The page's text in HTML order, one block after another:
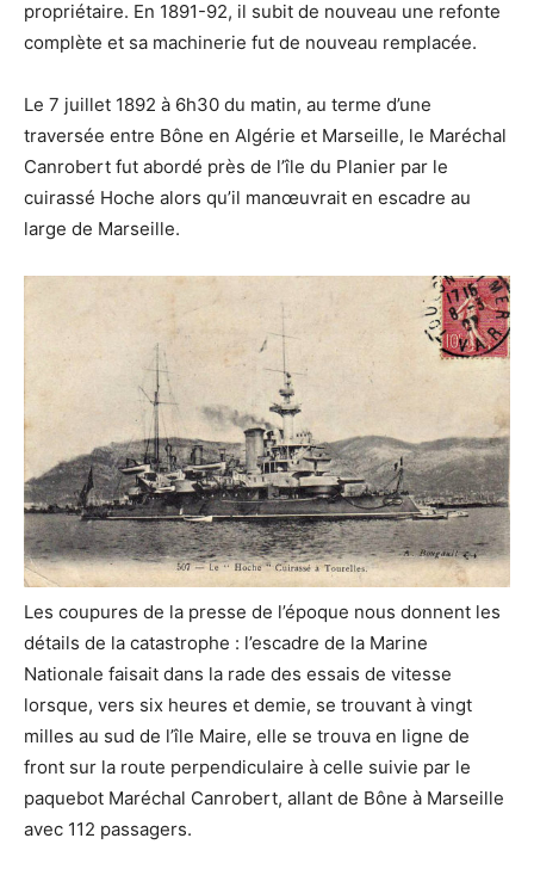
propriétaire. En 1891-92, il subit de nouveau une refonte
complète et sa machinerie fut de nouveau remplacée.
Le 7 juillet 1892 à 6h30 du matin, au terme d’une
traversée entre Bône en Algérie et Marseille, le Maréchal
Canrobert fut abordé près de l’île du Planier par le
cuirassé Hoche alors qu’il manœuvrait en escadre au
large de Marseille.
Les coupures de la presse de l’époque nous donnent les
détails de la catastrophe : l’escadre de la Marine
Nationale faisait dans la rade des essais de vitesse
lorsque, vers six heures et demie, se trouvant à vingt
milles au sud de l’île Maire, elle se trouva en ligne de
front sur la route perpendiculaire à celle suivie par le
paquebot Maréchal Canrobert, allant de Bône à Marseille
avec 112 passagers.